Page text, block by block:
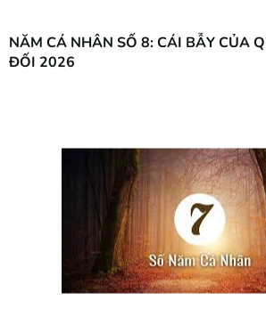
NĂM CÁ NHÂN SỐ 8: CÁI BẪY CỦA
ĐỐI 2026